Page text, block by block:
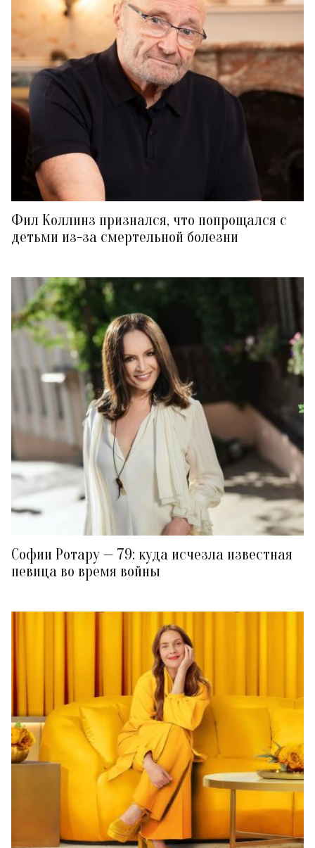
Фил Коллинз признался, что попрощался с
детьми из-за смертельной болезни
Софии Ротару — 79: куда исчезла известная
певица во время войны